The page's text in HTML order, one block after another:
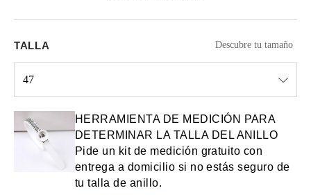
TALLA Descubre tu tamaño
47
HERRAMIENTA DE MEDICIÓN PARA
DETERMINAR LA TALLA DEL ANILLO
Pide un kit de medición gratuito con
entrega a domicilio si no estás seguro de
tu talla de anillo.